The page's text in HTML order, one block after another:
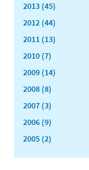
2013 (45)
2012 (44)
2011 (13)
2010 (7)
2009 (14)
2008 (8)
2007 (3)
2006 (9)
2005 (2)